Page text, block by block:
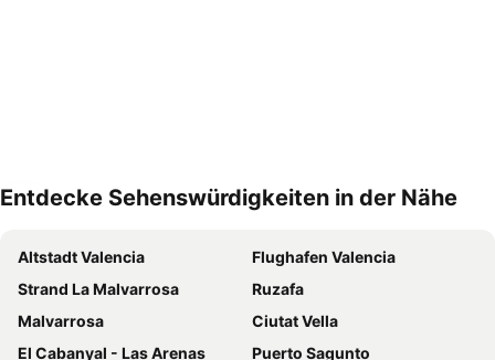
Entdecke Sehenswürdigkeiten in der Nähe
Altstadt Valencia
Flughafen Valencia
Strand La Malvarrosa
Ruzafa
Malvarrosa
Ciutat Vella
El Cabanyal - Las Arenas
Puerto Sagunto